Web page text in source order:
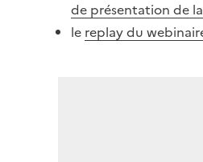
de présentation de
le replay du